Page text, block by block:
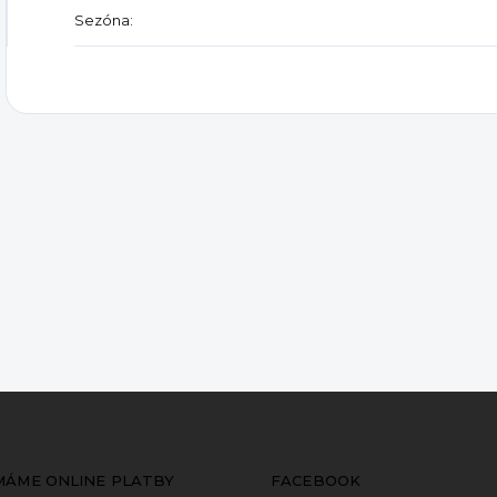
Sezóna:
ONLINE PLATBY FACEBOOK